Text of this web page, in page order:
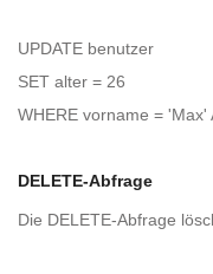
UPDATE benutzer
SET alter = 26
WHERE vorname =
DELETE-Abfrage
Die DELETE-Abfrage